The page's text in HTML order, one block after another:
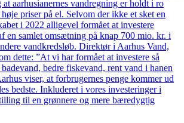
aarhusianernes vandregning er holdt i ro
priser på el. Selvom der ikke et sket en
i 2022 alligevel formået at investere
en samlet omsætning på knap 700 mio. kr. i
vandkredsløb. Direktør i Aarhus Vand,
dette: ”At vi har formået at investere så
bedre fiskevand, rent vand i hanen
viser, at forbrugernes penge kommer ud
bedste. Inkluderet i vores investeringer i
til en grønnere og mere bæredygtig